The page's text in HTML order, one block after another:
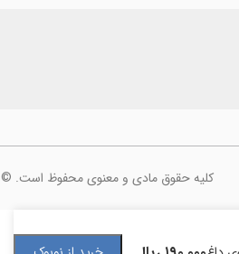
کلیه حقوق مادی و معنوی محفوظ است. © 2022